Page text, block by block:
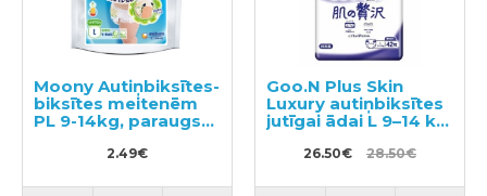
Moony Autiņbiksītes-
biksītes meitenēm
PL 9-14kg, paraugs
2.49€
Goo.N Plus Skin
Luxury autiņbiksītes
jutīgai ādai L 9–14 kg
26.50€ 28.50€